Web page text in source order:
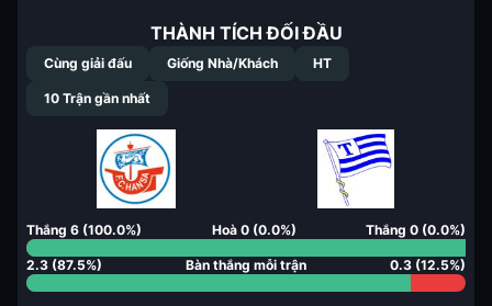
THÀNH TÍCH ĐỐI ĐẦU
Cùng giải đấu Giống Nhà/Khách HT
10 Trận gần nhất
Thắng 6 (100.0%) Hoà 0(0.0%) Thắng 0 (0.0%)
2.3 (87.5%) Bàn thắng mỗi trận 0.3 (12.5%)